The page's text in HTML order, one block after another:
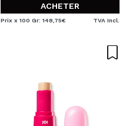
ACHETER
Prix x 100 Gr: 148,75€ TVA Incl.